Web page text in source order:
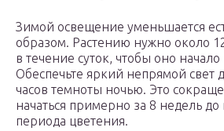
Зимой освещение уменьшается
образом. Растению нужно около
в течение суток, чтобы оно начало
Обеспечьте яркий непрямой свет
часов темноты ночью. Это
начаться примерно за 8 недель до
периода цветения.